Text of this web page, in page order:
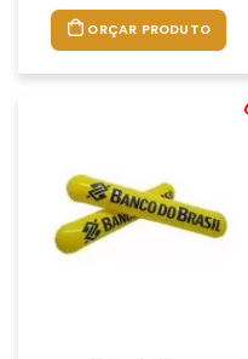
ORÇAR PRODUTO